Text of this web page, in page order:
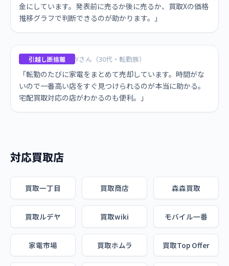
金にしています。発表前に売るか後に売るか、買取Xの価格
推移グラフで判断できるのが助かります。」
引越し断捨離 Yさん（30代・転勤族）
「転勤のたびに家電をまとめて売却しています。時間がな
いので一番高い店をすぐ見つけられるのが本当に助かる。
宅配買取対応の店がわかるのも便利。」
対応買取店
買取一丁目 買取商店 森森買取
買取ルデヤ 買取wiki モバイル一番
家電市場 買取ホムラ 買取Top Offer